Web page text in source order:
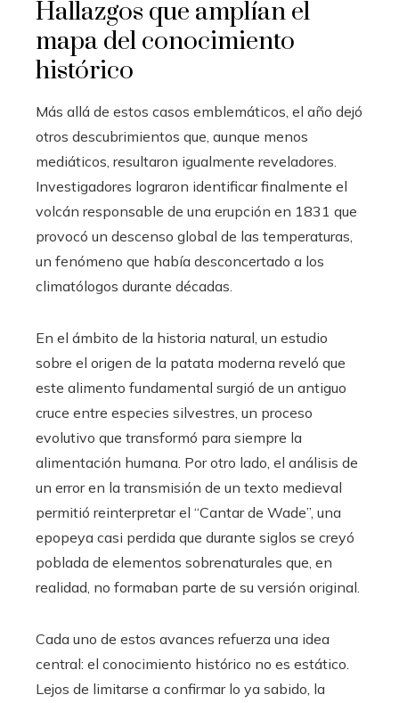
Hallazgos que amplían el
mapa del conocimiento
histórico
Más allá de estos casos emblemáticos, el año dejó
otros descubrimientos que, aunque menos
mediáticos, resultaron igualmente reveladores.
Investigadores lograron identificar finalmente el
volcán responsable de una erupción en 1831 que
provocó un descenso global de las temperaturas,
un fenómeno que había desconcertado a los
climatólogos durante décadas.
En el ámbito de la historia natural, un estudio
sobre el origen de la patata moderna reveló que
este alimento fundamental surgió de un antiguo
cruce entre especies silvestres, un proceso
evolutivo que transformó para siempre la
alimentación humana. Por otro lado, el análisis de
un error en la transmisión de un texto medieval
permitió reinterpretar el “Cantar de Wade”, una
epopeya casi perdida que durante siglos se creyó
poblada de elementos sobrenaturales que, en
realidad, no formaban parte de su versión original.
Cada uno de estos avances refuerza una idea
central: el conocimiento histórico no es estático.
Lejos de limitarse a confirmar lo ya sabido, la